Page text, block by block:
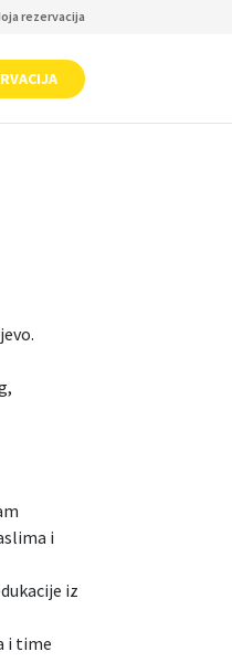
rezervacija
i
iz
i time